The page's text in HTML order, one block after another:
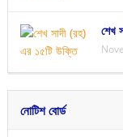
শেখ
নোটিশ বোর্ড